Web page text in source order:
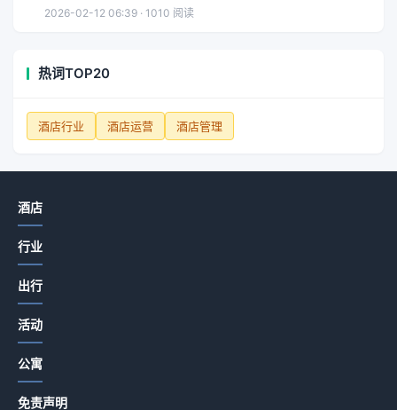
2026-02-12 06:39 · 1010 阅读
热词TOP20
酒店行业 酒店运营 酒店管理
酒店
行业
出行
活动
公寓
免责声明